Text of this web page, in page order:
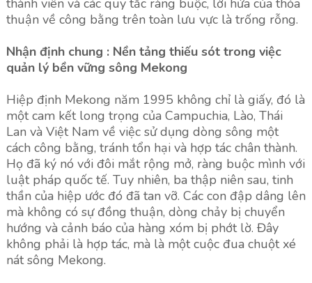
thành viên và các quy tắc ràng buộc, lời hứa của thỏa
thuận về công bằng trên toàn lưu vực là trống rỗng.
Nhận định chung : Nền tảng thiếu sót trong việc
quản lý bền vững sông Mekong
Hiệp định Mekong năm 1995 không chỉ là giấy, đó là
một cam kết long trọng của Campuchia, Lào, Thái
Lan và Việt Nam về việc sử dụng dòng sông một
cách công bằng, tránh tổn hại và hợp tác chân thành.
Họ đã ký nó với đôi mắt rộng mở, ràng buộc mình với
luật pháp quốc tế. Tuy nhiên, ba thập niên sau, tinh
thần của hiệp ước đó đã tan vỡ. Các con đập dâng lên
mà không có sự đồng thuận, dòng chảy bị chuyển
hướng và cảnh báo của hàng xóm bị phớt lờ. Đây
không phải là hợp tác, mà là một cuộc đua chuột xé
nát sông Mekong.